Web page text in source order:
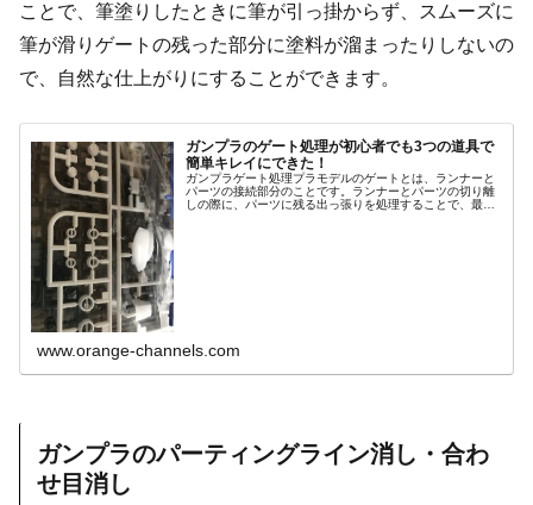
ことで、筆塗りしたときに筆が引っ掛からず、スムーズに
筆が滑りゲートの残った部分に塗料が溜まったりしないの
で、自然な仕上がりにすることができます。
ガンプラのゲート処理が初心者でも3つの道具で
簡単キレイにできた！
ガンプラゲート処理プラモデルのゲートとは、ランナーと
パーツの接続部分のことです。ランナーとパーツの切り離
しの際に、パーツに残る出っ張りを処理することで、最後
www.orange-channels.com
ガンプラのパーティングライン消し・合わ
せ目消し